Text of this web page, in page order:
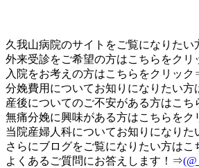
久我山病院のサイトをご覧になりた
外来受診をご希望の方はこちらをク
入院をお考えの方はこちらをクリッ
分娩費用についてお知りになりたい
産後についてのご不安がある方はこ
無痛分娩に興味がある方はこちらを
当院産婦人科についてお知りになり
さらにブログをご覧になりたい方は
よくあるご質問にお答えします！⇒